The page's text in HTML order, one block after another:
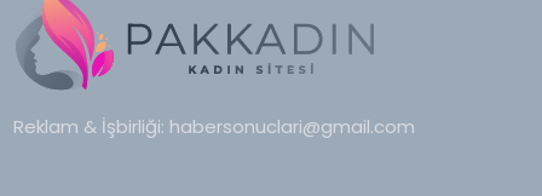
Reklam & İşbirliği: habersonuclari@gmail.com